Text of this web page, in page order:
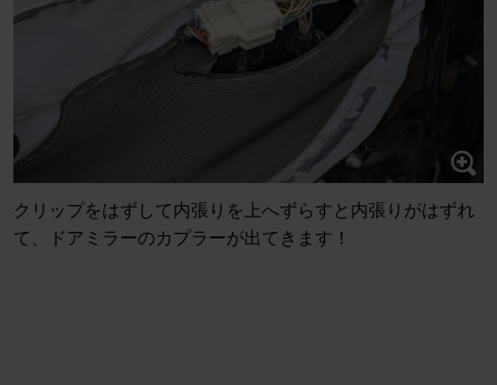
クリップをはずして内張りを上へずらすと内張りがはずれ
て、ドアミラーのカプラーが出てきます！